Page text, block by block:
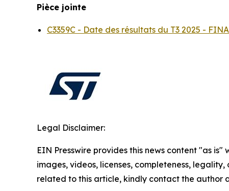
Pièce jointe
C3359C - Date des résultats du T3 2025 -
Legal Disclaimer:
EIN Presswire provides this news content "as
images, videos, licenses, completeness,
related to this article, kindly contact the author